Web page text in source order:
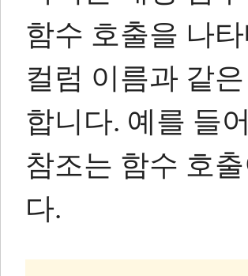
함수 호출을 나
컬럼 이름과 같
합니다. 예를 들
참조는 함수 호
다.